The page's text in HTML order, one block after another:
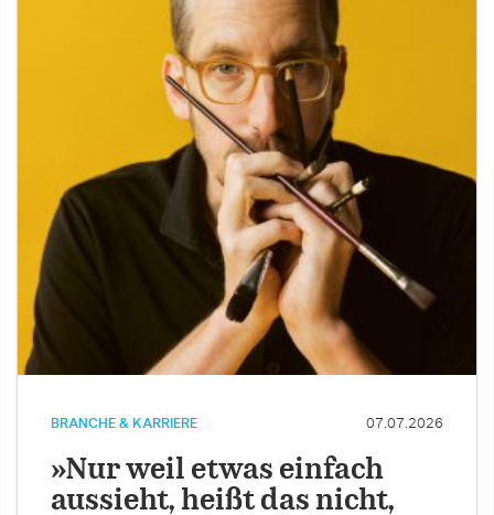
BRANCHE & KARRIERE 07.07.2026
»Nur weil etwas einfach
aussieht, heißt das nicht,